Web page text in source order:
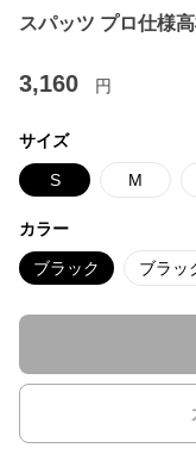
スパッツ プロ仕様
3,160 円
サイズ
S M
カラー
ブラック ブラッ